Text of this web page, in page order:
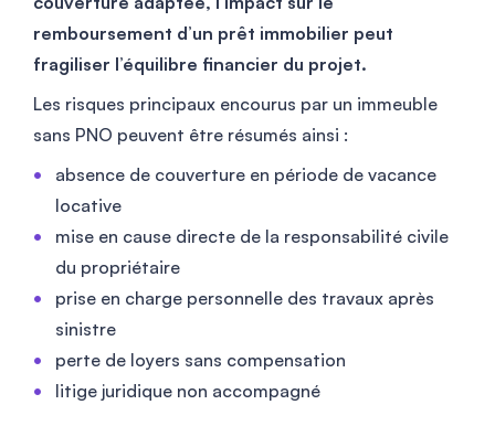
remboursement d’un prêt immobilier peut
fragiliser l’équilibre financier du projet.
Les risques principaux encourus par un immeuble
sans PNO peuvent être résumés ainsi :
absence de couverture en période de vacance
locative
mise en cause directe de la responsabilité civile
du propriétaire
prise en charge personnelle des travaux après
sinistre
perte de loyers sans compensation
litige juridique non accompagné